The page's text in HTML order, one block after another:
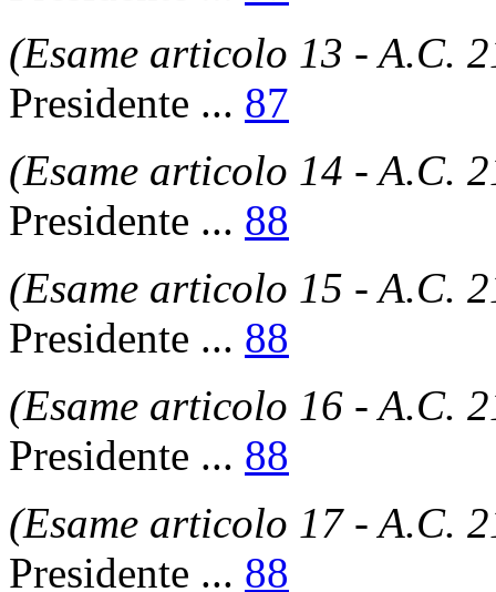
(Esame articolo 13 - A.C.
Presidente ... 87
(Esame articolo 14 - A.C.
Presidente ... 88
(Esame articolo 15 - A.C.
Presidente ... 88
(Esame articolo 16 - A.C.
Presidente ... 88
(Esame articolo 17 - A.C.
Presidente ... 88